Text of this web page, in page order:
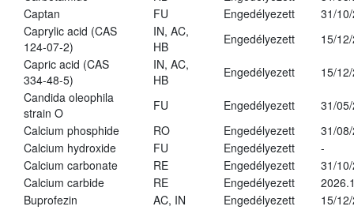
Captan
FU Engedélyezett
31/
Caprylic acid (CAS
124-07-2)
IN, AC,
HB
Engedélyezett
15/
Capric acid (CAS
334-48-5)
IN, AC,
HB
Engedélyezett
15/
Candida oleophila
strain O
FU Engedélyezett
31/
Calcium phosphide
RO Engedélyezett
31/
Calcium hydroxide
FU Engedélyezett
-
Calcium carbonate
RE Engedélyezett
31/
Calcium carbide
RE Engedélyezett
Buprofezin
AC, IN Engedélyezett
15/